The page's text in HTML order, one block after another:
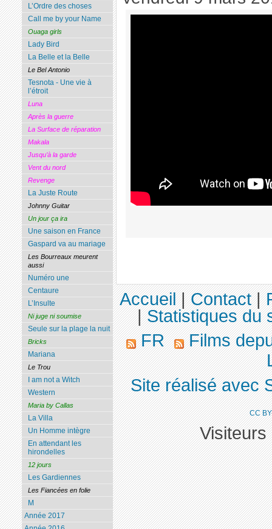
L’Ordre des choses
Call me by your Name
Ouaga girls
Lady Bird
La Belle et la Belle
Le Bel Antonio
Tesnota - Une vie à
l’étroit
Luna
Après la guerre
La Surface de réparation
Makala
Jusqu’à la garde
Vent du nord
Revenge
La Juste Route
Johnny Guitar
Un jour ça ira
Une saison en France
Gaspard va au mariage
Les Bourreaux meurent
aussi
Numéro une
Centaure
L’Insulte
Ni juge ni soumise
Seule sur la plage la nuit
Bricks
Mariana
Le Trou
I am not a Witch
Western
Maria by Callas
La Villa
Un Homme intègre
En attendant les
hirondelles
12 jours
Les Gardiennes
Les Fiancées en folie
M
Année 2017
Accueil|Contact|
|Statistiques du
FR
Films
Site réalisé avec
CC